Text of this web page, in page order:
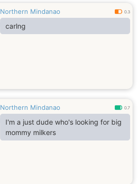
Northern Mindanao 0.3
carlng
Northern Mindanao 0.7
I'm a just dude who's looking for big
mommy milkers